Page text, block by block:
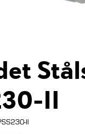
II
II